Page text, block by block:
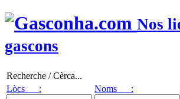
Nos
gascons
Recherche / Cèrca...
Lòcs :
Noms :